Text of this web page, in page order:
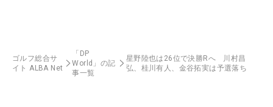
ゴルフ総合サ
イト ALBA Net
「DP
World」の記
事一覧
星野陸也は26位で決勝Rへ 川村昌
弘、桂川有人、金谷拓実は予選落ち